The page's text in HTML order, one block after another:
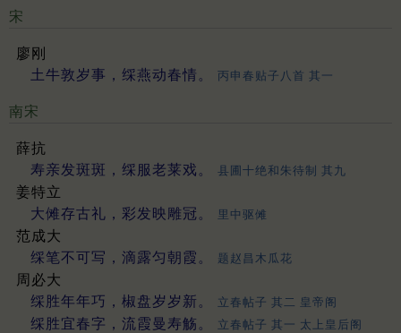
宋
廖刚
土牛敦岁事，䌽燕动春情。
丙申春贴子八首 其一
南宋
薛抗
寿亲发斑斑，䌽服老莱戏。
县圃十绝和朱待制 其九
姜特立
大傩存古礼，彩发映雕冠。
里中驱傩
范成大
䌽笔不可写，滴露匀朝霞。
题赵昌木瓜花
周必大
䌽胜年年巧，椒盘岁岁新。
立春帖子 其二 皇帝阁
䌽胜宜春字，流霞曼寿觞。 立春帖子 其一 太上皇后阁